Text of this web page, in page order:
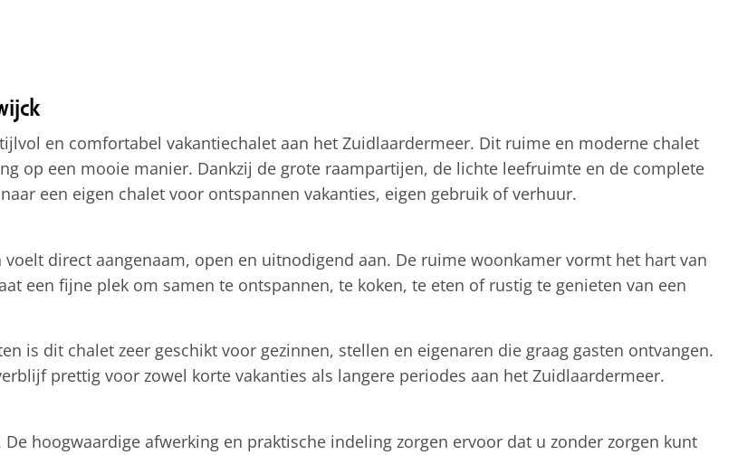
en comfortabel vakantiechalet aan het Zuidlaardermeer. Dit ruime en moderne chalet
op een mooie manier. Dankzij de grote raampartijen, de lichte leefruimte en de complete
een eigen chalet voor ontspannen vakanties, eigen gebruik of verhuur.
direct aangenaam, open en uitnodigend aan. De ruime woonkamer vormt het hart van
een fijne plek om samen te ontspannen, te koken, te eten of rustig te genieten van een
is dit chalet zeer geschikt voor gezinnen, stellen en eigenaren die graag gasten ontvangen.
prettig voor zowel korte vakanties als langere periodes aan het Zuidlaardermeer.
hoogwaardige afwerking en praktische indeling zorgen ervoor dat u zonder zorgen kunt